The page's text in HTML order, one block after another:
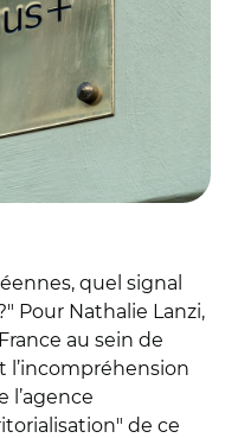
quel signal
Pour Nathalie Lanzi,
au sein de
l’incompréhension
l’agence
de ce